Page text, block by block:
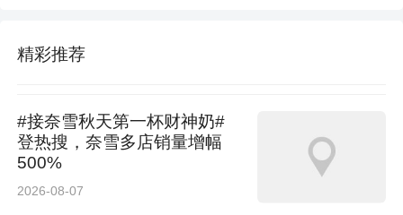
年人成长的一次生动实践。未来德惠市慈善会将
求，开展更多形式丰富、贴近家庭、助力成长的
公益活动，守护我市少年儿童平安健康、向阳成
长。（市民政局）
精彩推荐
#接奈雪秋天第一杯财神奶#
登热搜，奈雪多店销量增幅
500%
2026-08-07